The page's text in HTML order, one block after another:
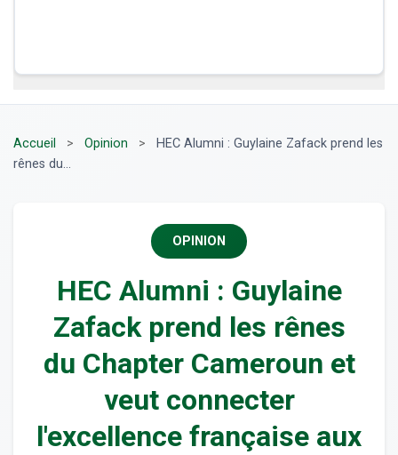
Accueil > Opinion >
HEC Alumni : Guylaine Zafack prend les
rênes du...
OPINION
HEC Alumni : Guylaine
Zafack prend les rênes
du Chapter Cameroun et
veut connecter
l'excellence française aux